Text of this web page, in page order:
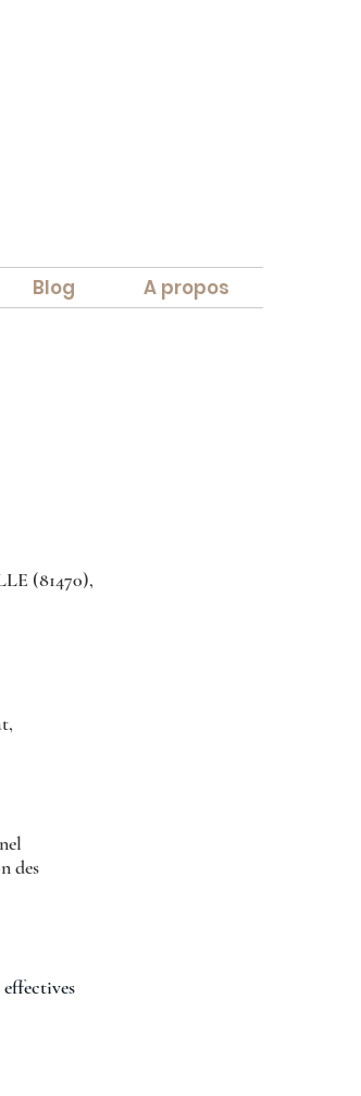
(81470),
des
Blog A propos